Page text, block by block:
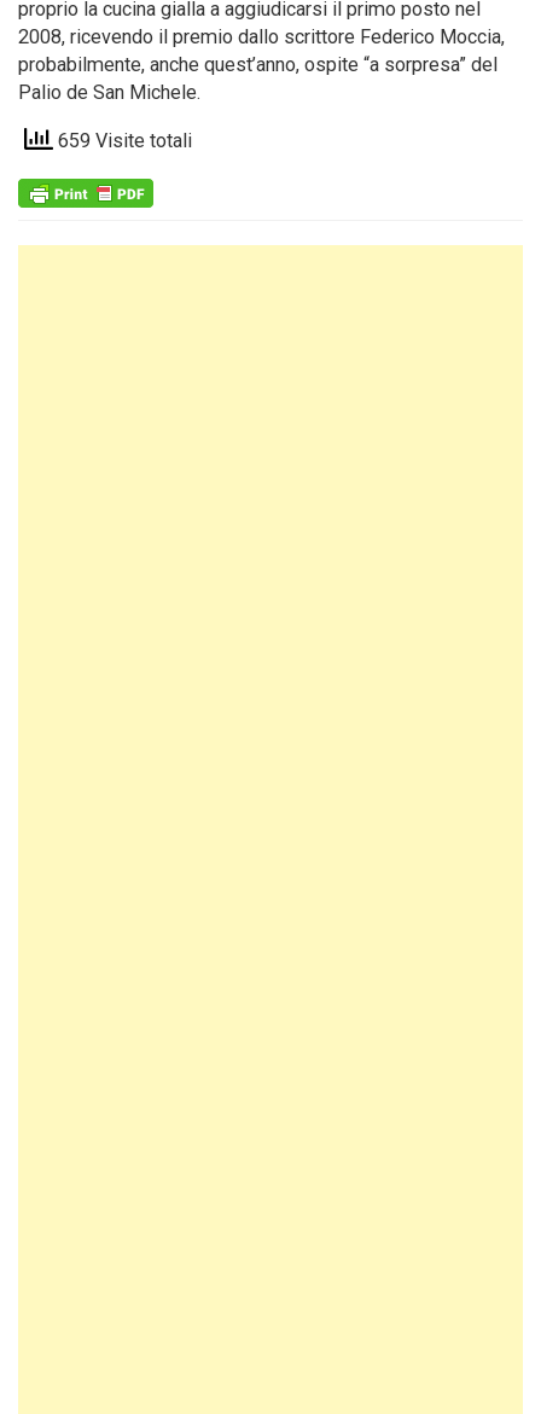
proprio la cucina gialla a aggiudicarsi il primo posto nel
2008, ricevendo il premio dallo scrittore Federico Moccia,
probabilmente, anche quest’anno, ospite “a sorpresa” del
Palio de San Michele.
659 Visite totali